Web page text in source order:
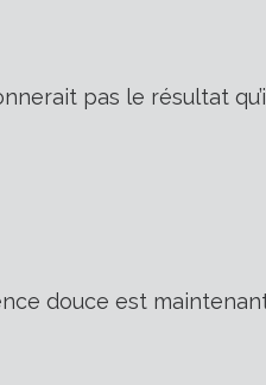
pas le résultat
douce est